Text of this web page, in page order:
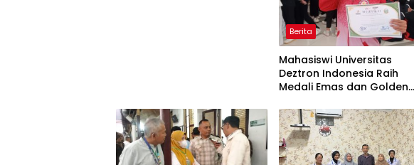
Berita
Mahasiswi Universitas
Deztron Indonesia Raih
Medali Emas dan Golden